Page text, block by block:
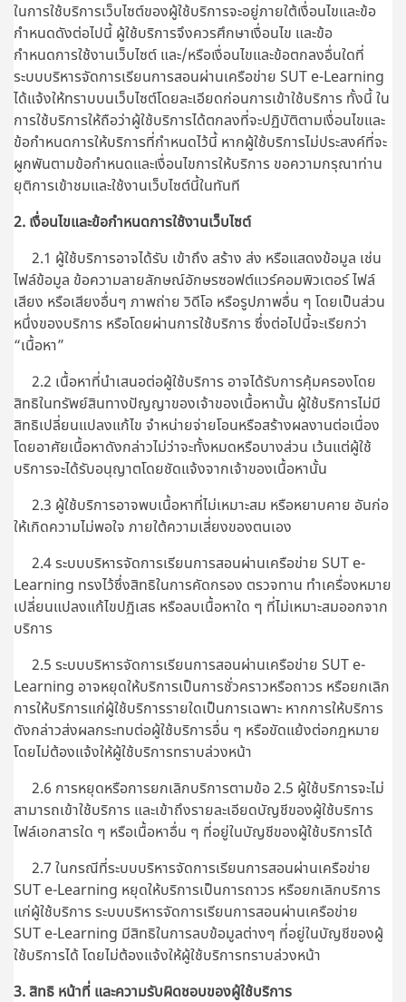
ในการใช้บริการเว็บไซต์ของผู้ใช้บริการจะอยู่ภายใต้เงื่อนไขและข้อ
กำหนดดังต่อไปนี้ ผู้ใช้บริการจึงควรศึกษาเงื่อนไข และข้อ
กำหนดการใช้งานเว็บไซต์ และ/หรือเงื่อนไขและข้อตกลงอื่นใดที่
ระบบบริหารจัดการเรียนการสอนผ่านเครือข่าย SUT e-Learning
ได้แจ้งให้ทราบบนเว็บไซต์โดยละเอียดก่อนการเข้าใช้บริการ ทั้งนี้ ใน
การใช้บริการให้ถือว่าผู้ใช้บริการได้ตกลงที่จะปฏิบัติตามเงื่อนไขและ
ข้อกำหนดการให้บริการที่กำหนดไว้นี้ หากผู้ใช้บริการไม่ประสงค์ที่จะ
ผูกพันตามข้อกำหนดและเงื่อนไขการให้บริการ ขอความกรุณาท่าน
ยุติการเข้าชมและใช้งานเว็บไซต์นี้ในทันที
2. เงื่อนไขและข้อกำหนดการใช้งานเว็บไซต์
2.1 ผู้ใช้บริการอาจได้รับ เข้าถึง สร้าง ส่ง หรือแสดงข้อมูล เช่น
ไฟล์ข้อมูล ข้อความลายลักษณ์อักษรซอฟต์แวร์คอมพิวเตอร์ ไฟล์
เสียง หรือเสียงอื่นๆ ภาพถ่าย วิดีโอ หรือรูปภาพอื่น ๆ โดยเป็นส่วน
หนึ่งของบริการ หรือโดยผ่านการใช้บริการ ซึ่งต่อไปนี้จะเรียกว่า
“เนื้อหา”
2.2 เนื้อหาที่นำเสนอต่อผู้ใช้บริการ อาจได้รับการคุ้มครองโดย
สิทธิในทรัพย์สินทางปัญญาของเจ้าของเนื้อหานั้น ผู้ใช้บริการไม่มี
สิทธิเปลี่ยนแปลงแก้ไข จำหน่ายจ่ายโอนหรือสร้างผลงานต่อเนื่อง
โดยอาศัยเนื้อหาดังกล่าวไม่ว่าจะทั้งหมดหรือบางส่วน เว้นแต่ผู้ใช้
บริการจะได้รับอนุญาตโดยชัดแจ้งจากเจ้าของเนื้อหานั้น
2.3 ผู้ใช้บริการอาจพบเนื้อหาที่ไม่เหมาะสม หรือหยาบคาย อันก่อ
ให้เกิดความไม่พอใจ ภายใต้ความเสี่ยงของตนเอง
2.4 ระบบบริหารจัดการเรียนการสอนผ่านเครือข่าย SUT e-
Learning ทรงไว้ซึ่งสิทธิในการคัดกรอง ตรวจทาน ทำเครื่องหมาย
เปลี่ยนแปลงแก้ไขปฏิเสธ หรือลบเนื้อหาใด ๆ ที่ไม่เหมาะสมออกจาก
บริการ
2.5 ระบบบริหารจัดการเรียนการสอนผ่านเครือข่าย SUT e-
Learning อาจหยุดให้บริการเป็นการชั่วคราวหรือถาวร หรือยกเลิก
การให้บริการแก่ผู้ใช้บริการรายใดเป็นการเฉพาะ หากการให้บริการ
ดังกล่าวส่งผลกระทบต่อผู้ใช้บริการอื่น ๆ หรือขัดแย้งต่อกฎหมาย
โดยไม่ต้องแจ้งให้ผู้ใช้บริการทราบล่วงหน้า
2.6 การหยุดหรือการยกเลิกบริการตามข้อ 2.5 ผู้ใช้บริการจะไม่
สามารถเข้าใช้บริการ และเข้าถึงรายละเอียดบัญชีของผู้ใช้บริการ
ไฟล์เอกสารใด ๆ หรือเนื้อหาอื่น ๆ ที่อยู่ในบัญชีของผู้ใช้บริการได้
2.7 ในกรณีที่ระบบบริหารจัดการเรียนการสอนผ่านเครือข่าย
SUT e-Learning หยุดให้บริการเป็นการถาวร หรือยกเลิกบริการ
แก่ผู้ใช้บริการ ระบบบริหารจัดการเรียนการสอนผ่านเครือข่าย
SUT e-Learning มีสิทธิในการลบข้อมูลต่างๆ ที่อยู่ในบัญชีของผู้
ใช้บริการได้ โดยไม่ต้องแจ้งให้ผู้ใช้บริการทราบล่วงหน้า
3. สิทธิ หน้าที่ และความรับผิดชอบของผู้ใช้บริการ